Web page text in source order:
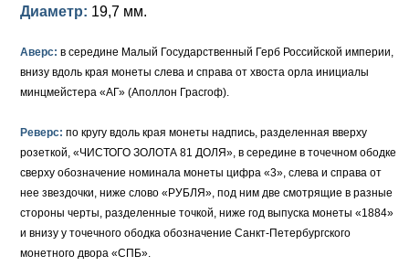
Для Польши
Памятные и донативные
Для Польши
Сибирские монеты
Для Молдавии и Валахии
Таврические монеты
Золото
Серебро
Медь
Для Пруссии
Ливонезы
Альбертусталер
Иоанн Антонович (1740-1741)
Анна Иоанновна (1730-1740)
Петр II (1727-1730)
Екатерина I (1725-1727)
Петр I (1682-1725)
Золото
Серебро
Диаметр: 19,7 мм.
Аверс: в середине Малый Государственный Герб Российской империи,
внизу вдоль края монеты слева и справа от хвоста орла инициалы
минцмейстера «АГ» (Аполлон Грасгоф).
Реверс: по кругу вдоль края монеты надпись, разделенная вверху
розеткой, «ЧИСТОГО ЗОЛОТА 81 ДОЛЯ», в середине в точечном ободке
сверху обозначение номинала монеты цифра «3», слева и справа от
нее звездочки, ниже слово «РУБЛЯ», под ним две смотрящие в разные
стороны черты, разделенные точкой, ниже год выпуска монеты «1884»
и внизу у точечного ободка обозначение Санкт-Петербургского
монетного двора «СПБ».